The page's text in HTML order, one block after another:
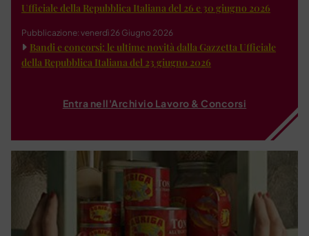
Ufficiale della Repubblica Italiana del 26 e 30 giugno 2026
Pubblicazione: venerdì 26 Giugno 2026
Bandi e concorsi: le ultime novità dalla Gazzetta Ufficiale
della Repubblica Italiana del 23 giugno 2026
Entra nell'Archivio Lavoro & Concorsi